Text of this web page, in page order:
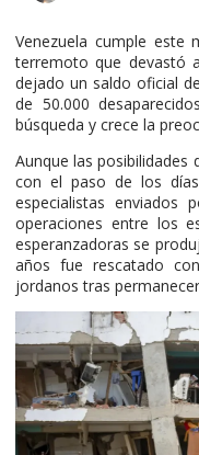
Venezuela cumple este
terremoto que devastó
dejado un saldo oficial
de 50.000
búsqueda y crece la
Aunque las posibilidades
con el paso de los
especialistas enviados
operaciones entre los
esperanzadoras se
años fue rescatado
jordanos tras